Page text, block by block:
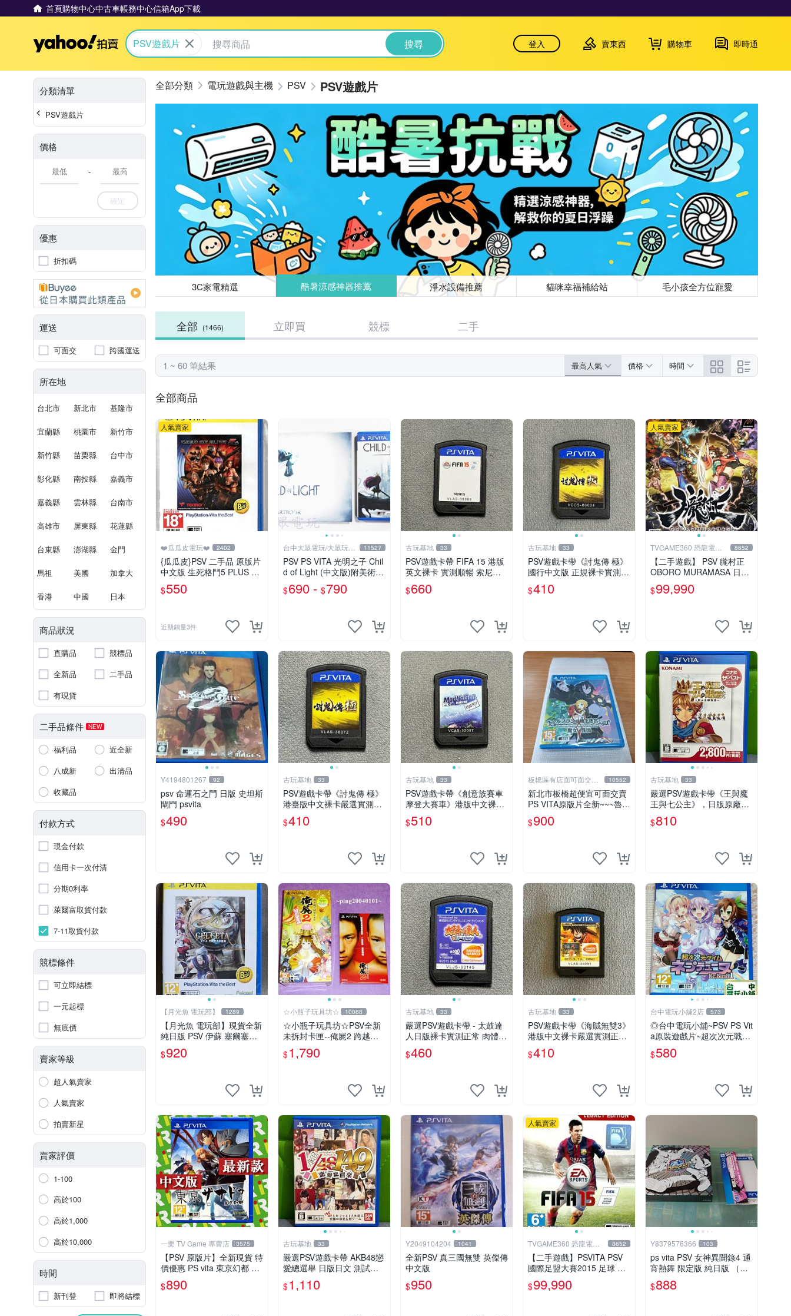
首頁購物中心中古車帳務中心信箱App下載
Yahoo拍賣
PSV遊戲片 搜尋 登入 賣東西 購物車 即時通
分類清單
PSV遊戲片
價格
-
確定
優惠
折扣碼
運送
可面交 跨國運送
所在地
台北市 新北市 基隆市
宜蘭縣 桃園市 新竹市
新竹縣 苗栗縣 台中市
彰化縣 南投縣 嘉義市
嘉義縣 雲林縣 台南市
高雄市 屏東縣 花蓮縣
台東縣 澎湖縣 金門
馬祖 美國 加拿大
香港 中國 日本
商品狀況
直購品
競標品
全新品
二手品
有現貨
二手品條件 NEW
福利品
近全新
八成新
出清品
收藏品
付款方式
現金付款
信用卡一次付清
分期0利率
萊爾富取貨付款
7-11取貨付款
競標條件
可立即結標
一元起標
無底價
賣家等級
超人氣賣家
人氣賣家
拍賣新星
賣家評價
1-100
高於100
高於1,000
高於10,000
時間
新刊登 即將結標
電玩遊戲與主機 PSV PSV遊戲片
3C家電精選 酷暑涼感神器推薦 淨水設備推薦 貓咪幸福補給站 毛小孩全方位寵愛
全部 (1466) 立即買 競標 二手
1 ~ 60 筆結果 最高人氣 價格 時間
全部商品
人氣賣家
❤️瓜瓜皮電玩❤️ 2402
{瓜瓜皮}PSV 二手品 原版片
中文版 生死格鬥5 PLUS De
ad or Alive 5(遊戲都有回收)
$550
近期銷量3件
台中大眾電玩/大眾玩具
店
11527
PSV PS VITA 光明之子 Chil
d of Light (中文版)附美術設
定集(二手商品)【台中大眾
電玩】
$690 - $790
古玩基地 33
PSV遊戲卡帶 FIFA 15 港版
英文裸卡 實測順暢 索尼專
機適用 只此一家 不退不換
買2送優惠 psv fifa 15 港版
$660
古玩基地 33
PSV遊戲卡帶《討鬼傳 極》
國行中文版 正規裸卡實測無
誤 索尼官方認證 減價促銷
訂購越早越劃算 討鬼傳 極
$410
人氣賣家
TVGAME360 恐龍電玩- 8652
【二手遊戲】 PSV 朧村正
OBORO MURAMASA 日文
版 【台中恐龍電玩】
$99,990
Y4194801267 92
psv 命運石之門 日版 史坦斯
閘門 psvita
$490
古玩基地 33
PSV遊戲卡帶《討鬼傳 極》
港臺版中文裸卡嚴選實測正
常，限索尼PSV機器專用，
不兼容其他平臺，單次購滿
$410
古玩基地 33
PSV遊戲卡帶《創意族賽車
摩登大賽車》港版中文裸卡
嚴選推薦，實測無誤跑順暢
行。僅限Sony PSP機器使
$510
板橋區有店面可面交高
價回收電玩
10552
新北市板橋超便宜可面交賣
PS VITA原版片全新~~~魯弗
蘭的地下迷宮與魔女的旅團
~~~便宜賣
$900
古玩基地 33
嚴選PSV遊戲卡帶《王與魔
王與七公主》，日版原廠封
套，雙面精美封面，實測暢
玩無障礙。久藏家中，輕微
$810
【月光魚 電玩部】 1289
【月光魚 電玩部】現貨全新
純日版 PSV 伊蘇 塞爾塞塔
的樹海 BEST版 日版日文
$920
☆小瓶子玩具坊☆ 10088
☆小瓶子玩具坊☆PSV全新
未拆封卡匣--俺屍2 跨越俺
的屍體前進吧 限定版 (中文
版)+特典--漫畫特輯
$1,790
古玩基地 33
嚴選PSV遊戲卡帶 - 太鼓達
人日版裸卡實測正常 肉體直
銷 Sony官方認證 太鼓達人
PSV 日版裸卡 測試無誤 PS
$460
古玩基地 33
PSV遊戲卡帶《海賊無雙3》
港版中文裸卡嚴選實測正常
索尼PSV專用 港版直營 psv
海賊無雙 港版
$410
台中電玩小舖2店 573
◎台中電玩小舖~PSV PS Vit
a原裝遊戲片~超次次元戰記
$580
一樂 TV Game 專賣店 3575
【PSV 原版片】全新現貨 特
價優惠 PS vita 東京幻都 TO
KYO XANADU 中文版【台
中一樂電玩】
$890
古玩基地 33
嚴選PSV遊戲卡帶 AKB48戀
愛總選舉 日版日文 測試正
常 游戲卡帶 磨痕 壓痕 成色
圖
$1,110
Y2049104204 1041
全新PSV 真三國無雙 英傑傳
中文版
$950
人氣賣家
TVGAME360 恐龍電玩- 8652
【二手遊戲】PSVITA PSV
國際足盟大賽2015 足球 世
界盃 FIFA 15 英文版【台中
恐龍電玩】
$99,990
Y8379576366 103
ps vita PSV 女神異聞錄4 通
宵熱舞 限定版 純日版 （編
號17）
$888